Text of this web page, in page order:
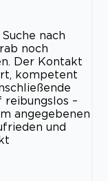
nach
noch
Der Kontakt
kompetent
reibungslos –
angegebenen
und